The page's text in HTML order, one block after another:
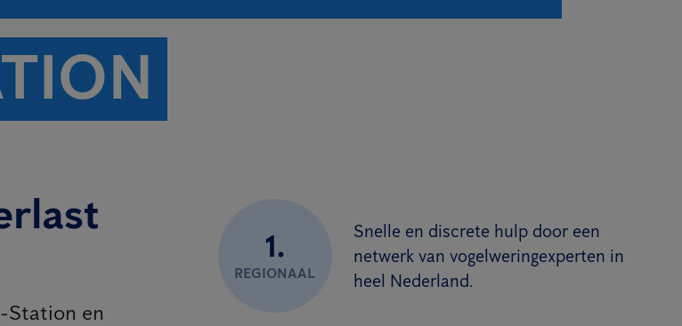
Station en
1.
REGIONAAL
Snelle en discrete hulp door een
netwerk van vogelweringexperten in
heel Nederland.